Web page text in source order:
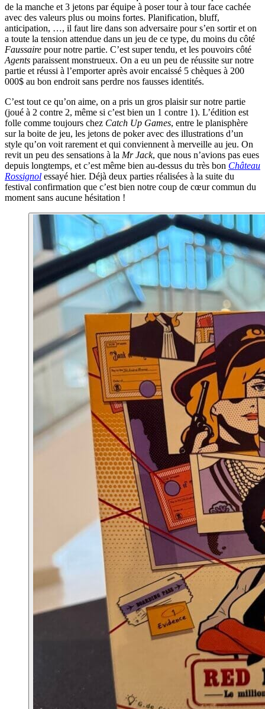
de la manche et 3 jetons par équipe à poser tour à tour face cachée
avec des valeurs plus ou moins fortes. Planification, bluff,
anticipation, …, il faut lire dans son adversaire pour s’en sortir et on
a toute la tension attendue dans un jeu de ce type, du moins du côté
Faussaire pour notre partie. C’est super tendu, et les pouvoirs côté
Agents paraissent monstrueux. On a eu un peu de réussite sur notre
partie et réussi à l’emporter après avoir encaissé 5 chèques à 200
000$ au bon endroit sans perdre nos fausses identités.
C’est tout ce qu’on aime, on a pris un gros plaisir sur notre partie
(joué à 2 contre 2, même si c’est bien un 1 contre 1). L’édition est
folle comme toujours chez Catch Up Games, entre le planisphère
sur la boite de jeu, les jetons de poker avec des illustrations d’un
style qu’on voit rarement et qui conviennent à merveille au jeu. On
revit un peu des sensations à la Mr Jack, que nous n’avions pas eues
depuis longtemps, et c’est même bien au-dessus du très bon Château
Rossignol essayé hier. Déjà deux parties réalisées à la suite du
festival confirmation que c’est bien notre coup de cœur commun du
moment sans aucune hésitation !